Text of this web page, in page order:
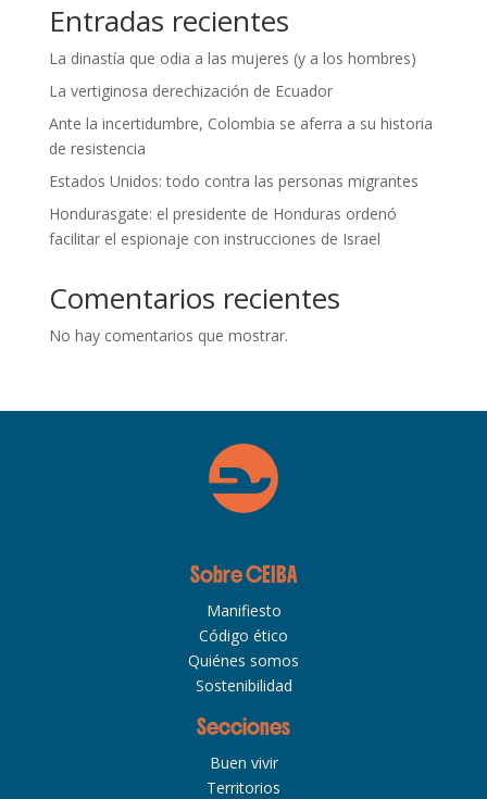
Entradas recientes
La dinastía que odia a las mujeres (y a los hombres)
La vertiginosa derechización de Ecuador
Ante la incertidumbre, Colombia se aferra a su historia
de resistencia
Estados Unidos: todo contra las personas migrantes
Hondurasgate: el presidente de Honduras ordenó
facilitar el espionaje con instrucciones de Israel
Comentarios recientes
No hay comentarios que mostrar.
Sobre CEIBA
Manifiesto
Código ético
Quiénes somos
Sostenibilidad
Secciones
Buen vivir
Territorios